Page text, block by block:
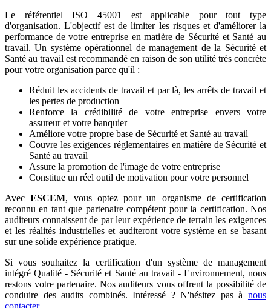
Le référentiel ISO 45001 est applicable pour tout type
d'organisation. L'objectif est de limiter les risques et d'améliorer la
performance de votre entreprise en matière de Sécurité et Santé au
travail. Un système opérationnel de management de la Sécurité et
Santé au travail est recommandé en raison de son utilité très concrète
pour votre organisation parce qu'il :
Réduit les accidents de travail et par là, les arrêts de travail et
les pertes de production
Renforce la crédibilité de votre entreprise envers votre
assureur et votre banquier
Améliore votre propre base de Sécurité et Santé au travail
Couvre les exigences réglementaires en matière de Sécurité et
Santé au travail
Assure la promotion de l'image de votre entreprise
Constitue un réel outil de motivation pour votre personnel
AvecESCEM, vous optez pour un organisme de certification
reconnu en tant que partenaire compétent pour la certification. Nos
auditeurs connaissent de par leur expérience de terrain les exigences
et les réalités industrielles et auditeront votre système en se basant
sur une solide expérience pratique.
Si vous souhaitez la certification d'un système de management
intégré Qualité - Sécurité et Santé au travail - Environnement, nous
restons votre partenaire. Nos auditeurs vous offrent la possibilité de
conduire des audits combinés. Intéressé ? N'hésitez pas à nous
contacter